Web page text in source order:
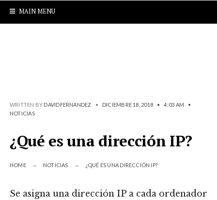
MAIN MENU
WRITTEN BY DAVIDFERNANDEZ • DICIEMBRE 18, 2018 • 4:03 AM
•
NOTICIAS
¿Qué es una dirección IP?
HOME NOTICIAS ¿QUÉ ES UNA DIRECCIÓN IP?
Se asigna una dirección IP a cada ordenador